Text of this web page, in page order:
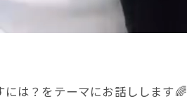
は？をテーマにお話しします🌈